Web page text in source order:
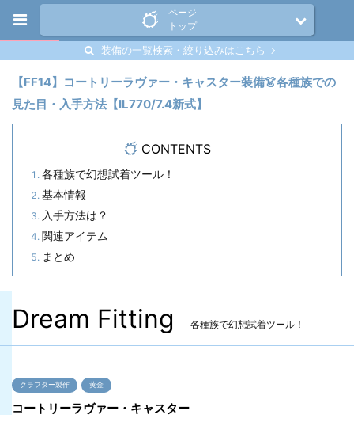
ページ
トップ
装備の一覧検索・絞り込みはこちら
【FF14】コートリーラヴァー・キャスター装備👗各種族での
見た目・入手方法【IL770/7.4新式】
CONTENTS
各種族で幻想試着ツール！
基本情報
入手方法は？
関連アイテム
まとめ
Dream Fitting 各種族で幻想試着ツール！
クラフター製作 黄金
コートリーラヴァー・キャスター